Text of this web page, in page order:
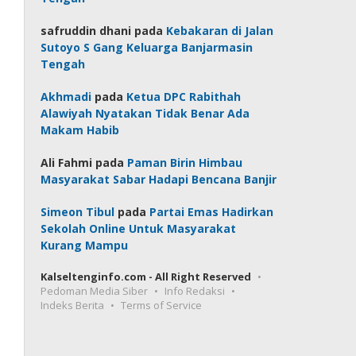
safruddin dhani pada Kebakaran di Jalan
Sutoyo S Gang Keluarga Banjarmasin
Tengah
Akhmadi pada Ketua DPC Rabithah
Alawiyah Nyatakan Tidak Benar Ada
Makam Habib
Ali Fahmi pada Paman Birin Himbau
Masyarakat Sabar Hadapi Bencana Banjir
Simeon Tibul pada Partai Emas Hadirkan
Sekolah Online Untuk Masyarakat
Kurang Mampu
Kalseltenginfo.com - All Right Reserved
Pedoman Media Siber
Info Redaksi
Indeks Berita
Terms of Service